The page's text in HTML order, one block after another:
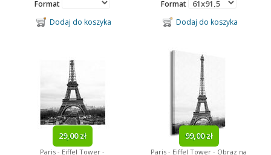
Format
Dodaj do koszyka
Format
Dodaj do koszyka
29,00 zł
Paris - Eiffel Tower -
99,00 zł
Paris - Eiffel Tower - Obraz na